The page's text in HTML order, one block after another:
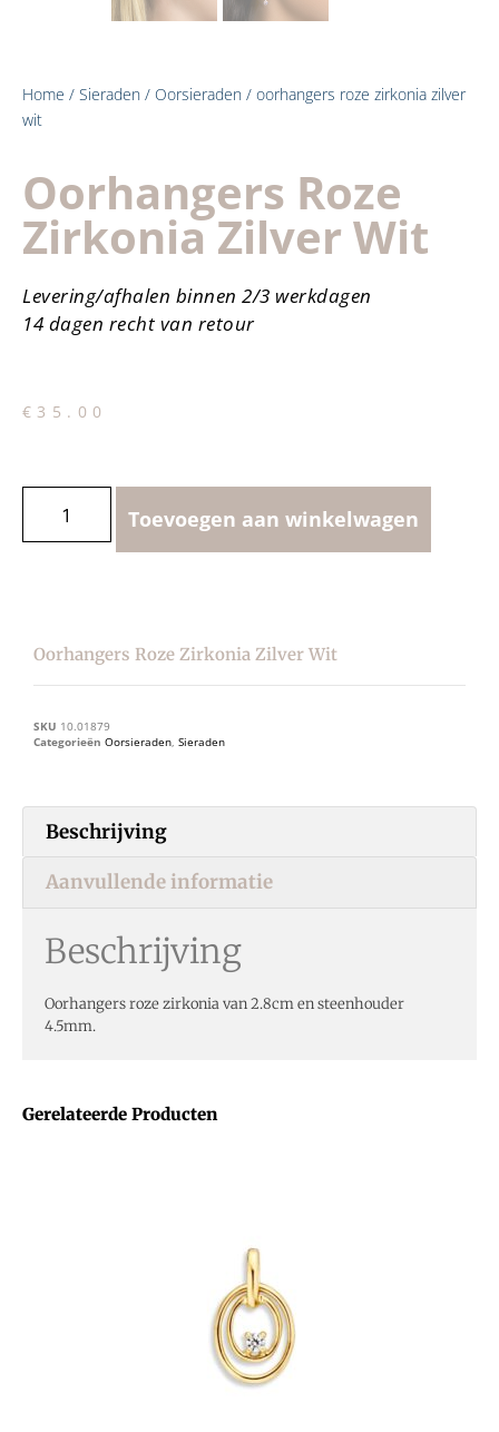
Home / Sieraden / Oorsieraden / oorhangers roze zirkonia zilver
wit
Oorhangers Roze
Zirkonia Zilver Wit
Levering/afhalen binnen 2/3 werkdagen
14 dagen recht van retour
€ 35.00
Toevoegen aan winkelwagen
Gerelateerde Producten
Oorhangers Roze Zirkonia Zilver Wit
SKU 10.01879
Categorieën Oorsieraden, Sieraden
Beschrijving
Aanvullende informatie
Beschrijving
Oorhangers roze zirkonia van 2.8cm en steenhouder
4.5mm.